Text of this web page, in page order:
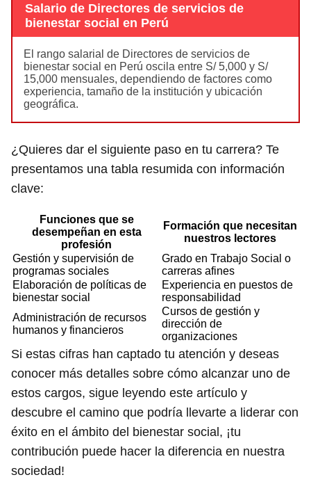
Salario de Directores de servicios de
bienestar social en Perú
El rango salarial de Directores de servicios de
bienestar social en Perú oscila entre S/ 5,000 y S/
15,000 mensuales, dependiendo de factores como
experiencia, tamaño de la institución y ubicación
geográfica.
¿Quieres dar el siguiente paso en tu carrera? Te
presentamos una tabla resumida con información
clave:
Funciones que se
desempeñan en esta
profesión
Formación que necesitan
nuestros lectores
Gestión y supervisión de
programas sociales
Grado en Trabajo Social o
carreras afines
Elaboración de políticas de
bienestar social
Experiencia en puestos de
responsabilidad
Administración de recursos
humanos y financieros
Cursos de gestión y
dirección de
organizaciones
Si estas cifras han captado tu atención y deseas
conocer más detalles sobre cómo alcanzar uno de
estos cargos, sigue leyendo este artículo y
descubre el camino que podría llevarte a liderar con
éxito en el ámbito del bienestar social, ¡tu
contribución puede hacer la diferencia en nuestra
sociedad!